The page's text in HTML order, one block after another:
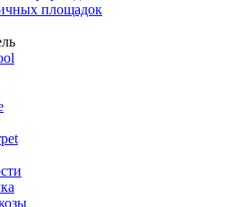
площадок